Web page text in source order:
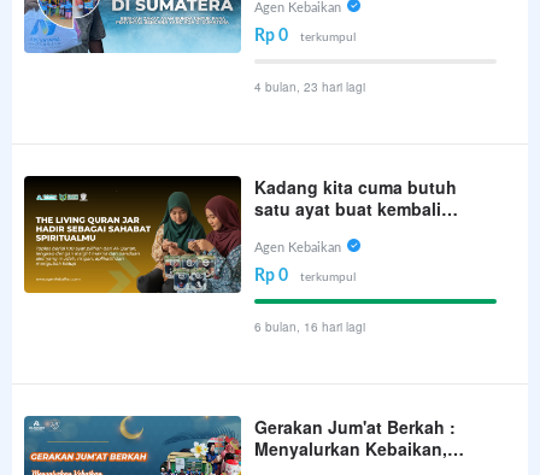
Agen Kebaikan
Rp 0 terkumpul
4 bulan, 23 hari lagi
Kadang kita cuma butuh
satu ayat buat kembali
Al-Qur’an yang bisa jadi
arah, pengingat, dan
penyemangat di hari yang
berat
Agen Kebaikan
Rp 0 terkumpul
6 bulan, 16 hari lagi
Gerakan Jum'at Berkah :
Menyalurkan Kebaikan,